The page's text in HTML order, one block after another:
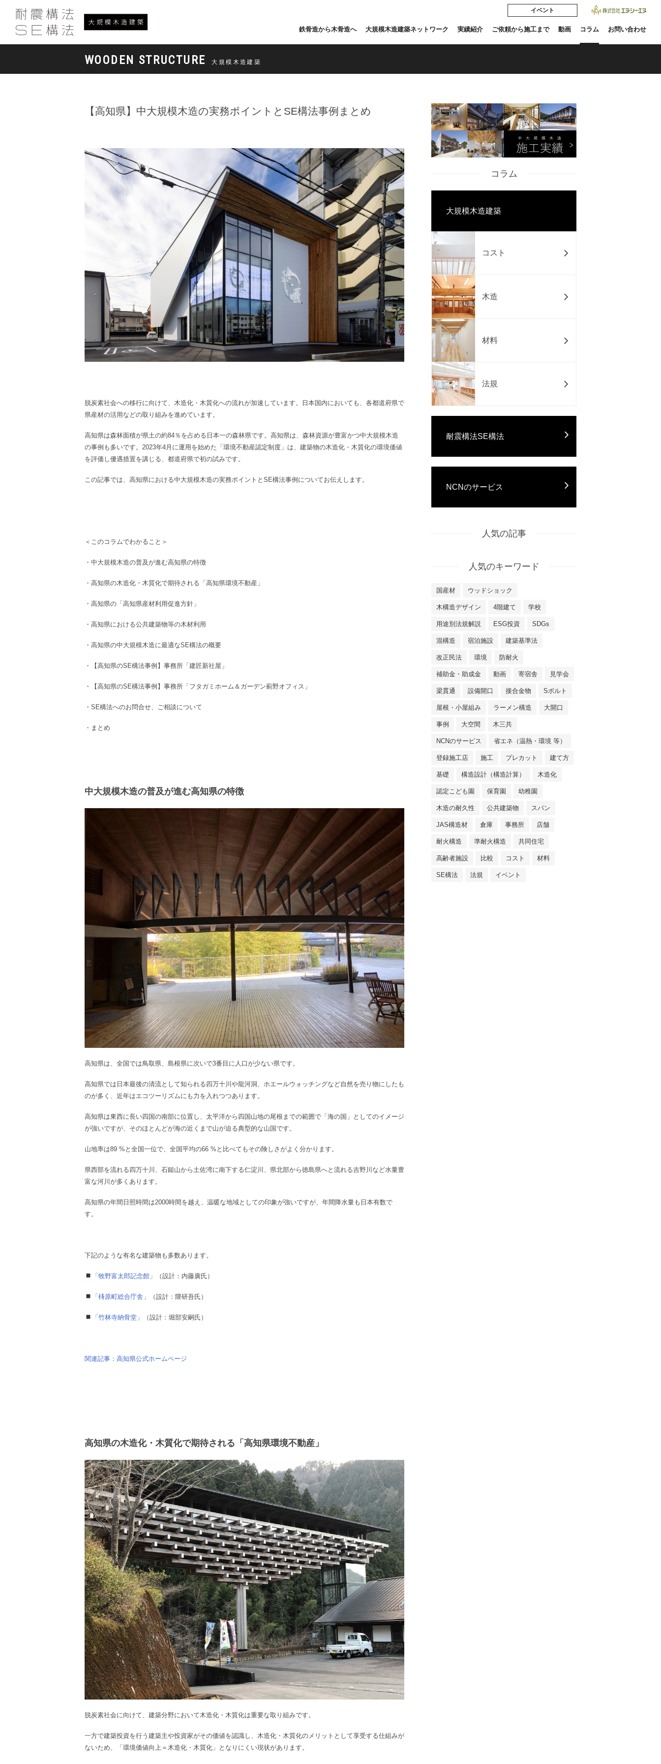
イベント
鉄骨造から木骨造へ 大規模木造建築ネットワーク 実績紹介 ご依頼から施工まで 動画 コラム お問い合わせ
WOODEN STRUCTURE 大規模木造建築
【高知県】中大規模木造の実務ポイントとSE構法事例まとめ
脱炭素社会への移行に向けて、木造化・木質化への流れが加速しています。日本国内においても、各都道府県で
県産材の活用などの取り組みを進めています。
高知県は森林面積が県土の約84％を占める日本一の森林県です。高知県は、森林資源が豊富かつ中大規模木造
の事例も多いです。 2023年4月に運用を始めた「環境不動産認定制度」は、建築物の木造化・木質化の環境価値
を評価し優遇措置を講じる、都道府県で初の試みです。
この記事では、 高知県における中大規模木造の実務ポイントとSE構法事例についてお伝えします。
＜このコラムでわかること＞
・ 中大規模木造の普及が進む高知県の特徴
・ 高知県の木造化・木質化で期待される 「高知県環境不動産」
・高知県の「高知県産材利用促進方針 」
・ 高知県における公共建築物等の木材利用
・ 高知県の中大規模木造に最適なSE構法の概要
・ 【高知県のSE構法事例】事務所 「建匠新社屋」
・ 【高知県のSE構法事例】 事務所 「フタガミホーム＆ガーデン薊野オフィス」
・ SE構法へのお問合せ、ご相談について
・まとめ
中大規模木造の普及が進む高知県の特徴
高知県は、全国では鳥取県、島根県に次いで3番目に人口が少ない県です。
高知県では日本最後の清流として知られる四万十川や龍河洞、ホエールウォッチングなど自然を売り物にしたも
のが多く、近年はエコツーリズムにも力を入れつつあります。
高知県は東西に長い四国の南部に位置し、太平洋から四国山地の尾根までの範囲で「海の国」としてのイメージ
が強いですが、そのほとんどが海の近くまで山が迫る典型的な山国です。
山地率は89 %と全国一位で、全国平均の66 %と比べてもその険しさがよく分かります。
県西部を流れる四万十川、石鎚山から土佐湾に南下する仁淀川、県北部から徳島県へと流れる吉野川など水量豊
富な河川が多くあります。
高知県の年間日照時間は2000時間を越え、温暖な地域としての印象が強いですが、年間降水量も日本有数で
す。
下記のような有名な建築物も多数あります。
「牧野富太郎記念館」 （設計：内藤廣氏）
「梼原町総合庁舎」 （設計：隈研吾氏）
「竹林寺納骨堂」 （設計： 堀部安嗣氏）
関連記事：高知県公式ホームページ
高知県の木造化・木質化で期待される「高知県環境不動産」
脱炭素社会に向けて、建築分野において木造化・木質化は重要な取り組みです。
一方で建築投資を行う建築主や投資家がその価値を認識し、木造化・木質化のメリットとして享受する仕組みが
ないため、「環境価値向上＝木造化・木質化」となりにくい現状があります。
コラム
大規模木造建築
コスト
木造
材料
法規
耐震構法SE構法
NCNのサービス
人気の記事
人気のキーワード
国産材 ウッドショック
木構造デザイン 4階建て 学校
用途別法規解説 ESG投資 SDGs
混構造 宿泊施設 建築基準法
改正民法 環境 防耐火
補助金・助成金 動画 寄宿舎 見学会
梁貫通 設備開口 接合金物 Sボルト
屋根・小屋組み ラーメン構造 大開口
事例 大空間 木三共
NCNのサービス 省エネ（温熱・環境 等）
登録施工店 施工 プレカット 建て方
基礎 構造設計（構造計算） 木造化
認定こども園 保育園 幼稚園
木造の耐久性 公共建築物 スパン
JAS構造材 倉庫 事務所 店舗
耐火構造 準耐火構造 共同住宅
高齢者施設 比較 コスト 材料
SE構法 法規 イベント